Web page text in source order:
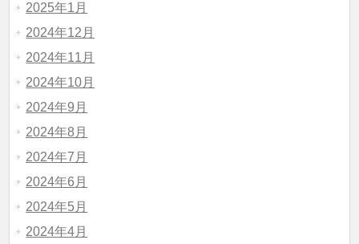
2025年1月
2024年12月
2024年11月
2024年10月
2024年9月
2024年8月
2024年7月
2024年6月
2024年5月
2024年4月